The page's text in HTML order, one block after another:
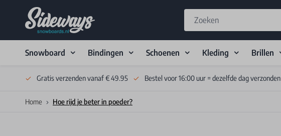
Snowboard Bindingen Schoenen Kleding Brillen
Gratis verzenden vanaf € 49.95 Bestel voor 16:00 uur = dezelfde dag verzonden
Home Hoe rijd je beter in poeder?